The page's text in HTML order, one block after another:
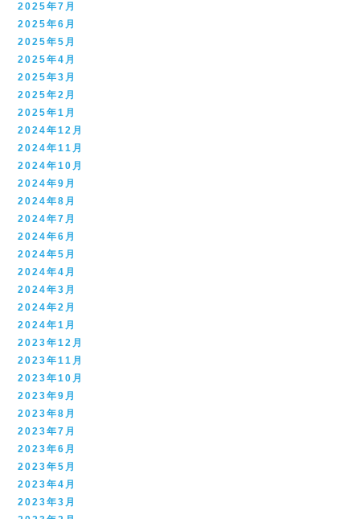
2025年7月
2025年6月
2025年5月
2025年4月
2025年3月
2025年2月
2025年1月
2024年12月
2024年11月
2024年10月
2024年9月
2024年8月
2024年7月
2024年6月
2024年5月
2024年4月
2024年3月
2024年2月
2024年1月
2023年12月
2023年11月
2023年10月
2023年9月
2023年8月
2023年7月
2023年6月
2023年5月
2023年4月
2023年3月